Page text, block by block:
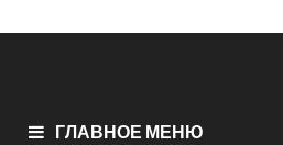
ГЛАВНОЕ МЕНЮ